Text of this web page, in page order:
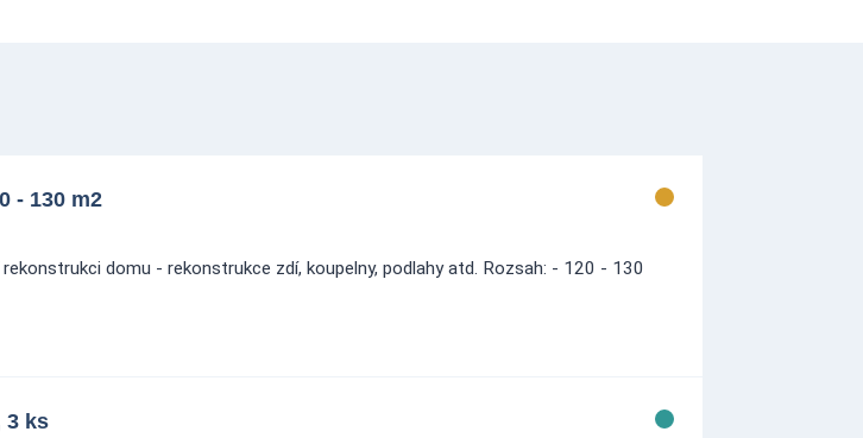
- 130 m2
domu - rekonstrukce zdí, koupelny, podlahy atd. Rozsah: - 120 - 130
3 ks